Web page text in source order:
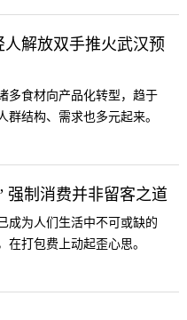
解放双手推火武汉预
多食材向产品化转型，趋于
结构、需求也多元起来。
强制消费并非留客之道
成为人们生活中不可或缺的
打包费上动起歪心思。